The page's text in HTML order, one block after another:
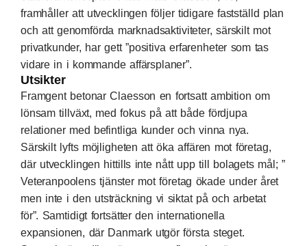
framhåller att utvecklingen följer tidigare fastställd plan
och att genomförda marknadsaktiviteter, särskilt mot
privatkunder, har gett ”positiva erfarenheter som tas
vidare in i kommande affärsplaner”.
Utsikter
Framgent betonar Claesson en fortsatt ambition om
lönsam tillväxt, med fokus på att både fördjupa
relationer med befintliga kunder och vinna nya.
Särskilt lyfts möjligheten att öka affären mot företag,
där utvecklingen hittills inte nått upp till bolagets mål; ”
Veteranpoolens tjänster mot företag ökade under året
men inte i den utsträckning vi siktat på och arbetat
för”. Samtidigt fortsätter den internationella
expansionen, där Danmark utgör första steget.